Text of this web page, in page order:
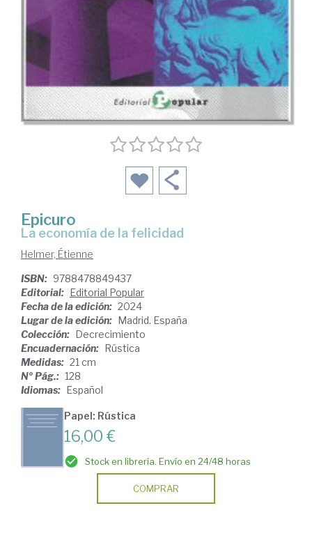
Epicuro
la economía de la felicidad
Helmer, Étienne
ISBN: 9788478849437
Editorial: Editorial Popular
Fecha de la edición: 2024
Lugar de la edición: Madrid. España
Colección: Decrecimiento
Encuadernación: Rústica
Medidas: 21 cm
Nº Pág.: 128
Idiomas: Español
Papel: Rústica
16,00 €
Stock en librería. Envío en 24/48 horas
COMPRAR